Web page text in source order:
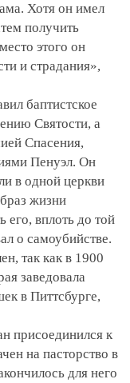
Хотя он имел
получить
этого он
и страдания»,
баптистское
Святости, а
Спасения,
Пенуэл. Он
в одной церкви
жизни
его, вплоть до той
о самоубийстве.
так как в 1900
заведовала
в Питтсбурге,
присоединился к
на пасторство в
для него